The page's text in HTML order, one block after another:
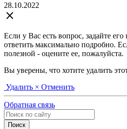
28.10.2022
close
Если у Вас есть вопрос, задайте
ответить максимально подробно.
полезной - оцените ее, пожалуйста.
Вы уверены, что хотите удалить
Удалить × Отменить
Обратная связь